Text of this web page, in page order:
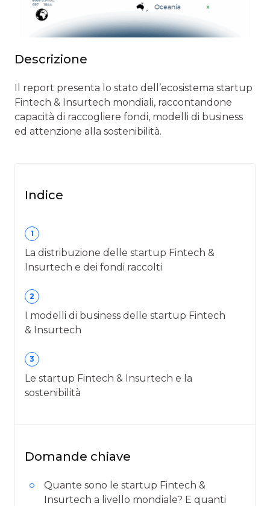
Descrizione
Il report presenta lo stato dell’ecosistema startup
Fintech & Insurtech mondiali, raccontandone
capacità di raccogliere fondi, modelli di business
ed attenzione alla sostenibilità.
Indice
1
La distribuzione delle startup Fintech &
Insurtech e dei fondi raccolti
2
I modelli di business delle startup Fintech
& Insurtech
3
Le startup Fintech & Insurtech e la
sostenibilità
Domande chiave
Quante sono le startup Fintech &
Insurtech a livello mondiale? E quanti